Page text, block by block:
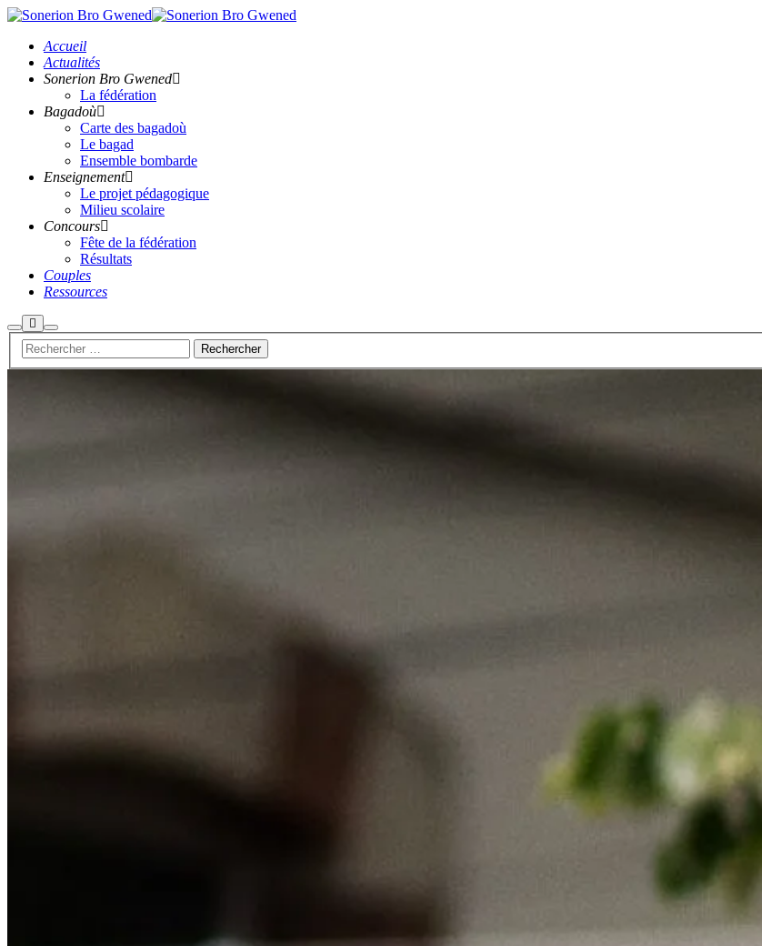
Accueil
Actualités
Sonerion Bro Gwened
La fédération
Bagadoù
Carte des bagadoù
Le bagad
Ensemble bombarde
Enseignement
Le projet pédagogique
Milieu scolaire
Concours
Fête de la fédération
Résultats
Couples
Ressources